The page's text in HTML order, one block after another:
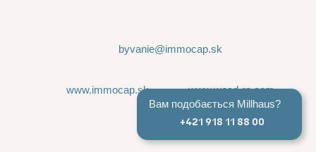
byvanie@immocap.sk
www.immocap.sk
www.wood-re.com
Вам подобається Millhaus?
+421 918 11 88 00